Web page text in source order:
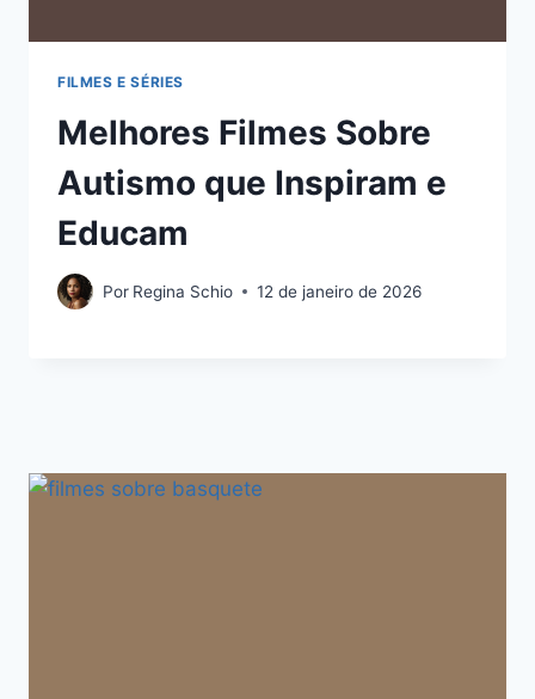
FILMES E SÉRIES
Melhores Filmes Sobre
Autismo que Inspiram e
Educam
Por Regina Schio 12 de janeiro de 2026